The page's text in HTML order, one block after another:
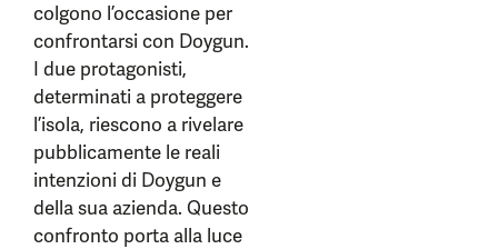
colgono l’occasione per
confrontarsi con Doygun.
I due protagonisti,
determinati a proteggere
l’isola, riescono a rivelare
pubblicamente le reali
intenzioni di Doygun e
della sua azienda. Questo
confronto porta alla luce